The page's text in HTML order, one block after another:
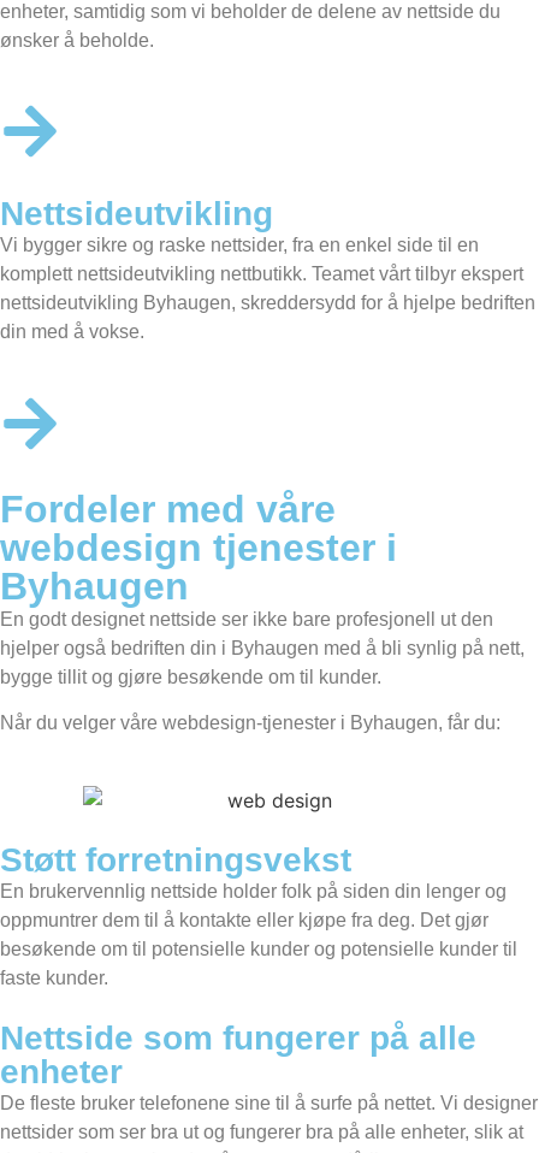
enheter, samtidig som vi beholder de delene av nettside du
ønsker å beholde.
Nettsideutvikling
Vi bygger sikre og raske nettsider, fra en enkel side til en
komplett nettsideutvikling nettbutikk. Teamet vårt tilbyr ekspert
nettsideutvikling Byhaugen, skreddersydd for å hjelpe bedriften
din med å vokse.
Fordeler med våre
webdesign tjenester i
Byhaugen
En godt designet nettside ser ikke bare profesjonell ut den
hjelper også bedriften din i Byhaugen med å bli synlig på nett,
bygge tillit og gjøre besøkende om til kunder.
Når du velger våre webdesign-tjenester i Byhaugen, får du:
Støtt forretningsvekst
En brukervennlig nettside holder folk på siden din lenger og
oppmuntrer dem til å kontakte eller kjøpe fra deg. Det gjør
besøkende om til potensielle kunder og potensielle kunder til
faste kunder.
Nettside som fungerer på alle
enheter
De fleste bruker telefonene sine til å surfe på nettet. Vi designer
nettsider som ser bra ut og fungerer bra på alle enheter, slik at